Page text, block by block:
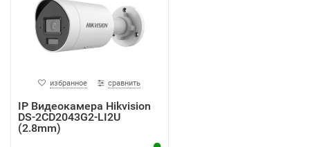
избранное сравнить
IP Видеокамера Hikvision
DS-2CD2043G2-LI2U
(2.8mm)